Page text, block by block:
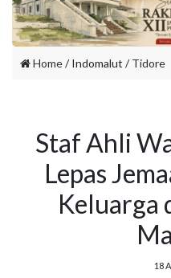
Home/ Indomalut /Tidore
Staf Ahli
Lepas
Keluarga
18